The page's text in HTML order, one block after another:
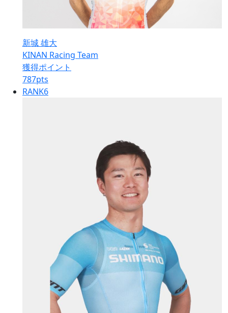
新城 雄大
KINAN Racing Team
獲得ポイント
787pts
RANK6